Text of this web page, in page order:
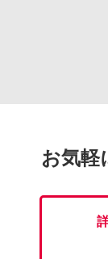
お気軽